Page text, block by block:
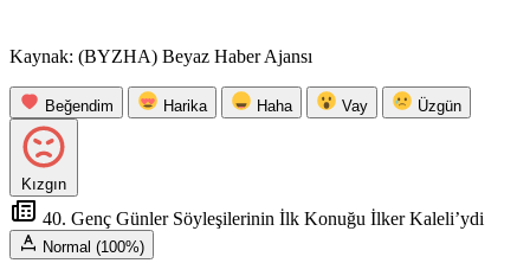
Kaynak: (BYZHA) Beyaz Haber Ajansı
Beğendim Harika Haha Vay Üzgün
Kızgın
40. Genç Günler Söyleşilerinin İlk Konuğu İlker Kaleli’ydi
Normal (100%)